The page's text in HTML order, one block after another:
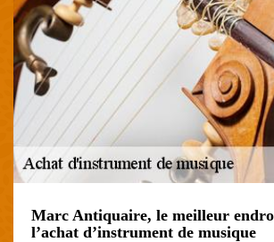
Marc Antiquaire, le meilleur
l’achat d’instrument de musique